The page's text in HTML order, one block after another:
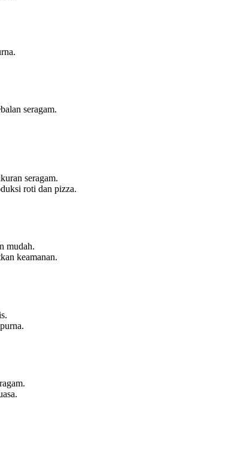
seragam.
seragam.
roti dan pizza.
mudah.
keamanan.